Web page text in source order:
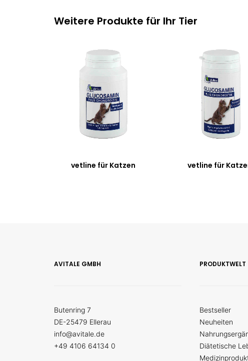
Weitere Produkte für Ihr Tier
vetline für Katzen vetline für
AVITALE GMBH
Butenring 7
DE-25479 Ellerau
info@avitale.de
+49 4106 64134 0
PRODUKTWELT
Bestseller
Neuheiten
Diätetische